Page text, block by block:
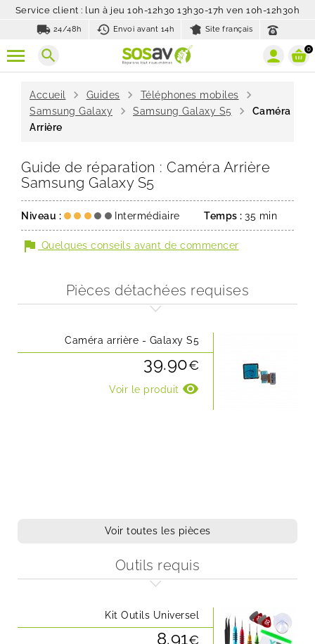
Service client : lun à jeu 10h-12h30 13h30-17h ven 10h-12h30h
local_shipping 24/48h history_toggle_off
Envoi avant 14h Site français
search 0
Accueil chevron_right Guides chevron_right Téléphones mobiles chevron_right
Samsung Galaxy chevron_right Samsung Galaxy S5 chevron_right
Caméra
Arrière
Guide de réparation : Caméra Arrière
Samsung Galaxy S5
Niveau : Intermédiaire Temps : 35 min
flag Quelques conseils avant de commencer
Pièces détachées requises
Caméra arrière - Galaxy S5
39.90€
Voir le produit visibility
Voir toutes les pièces
Outils requis
Kit Outils Universel
8.91€